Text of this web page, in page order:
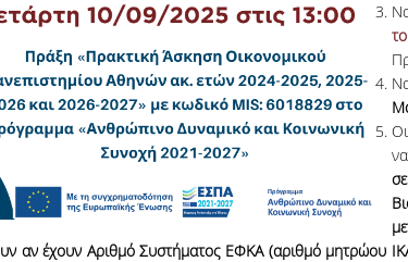
αν έχουν Αριθμό Συστήματος ΕΦΚΑ (αριθμό μητρώου